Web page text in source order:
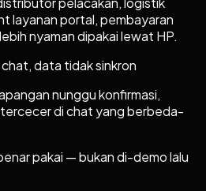
layanan portal, pembayaran
nyaman dipakai lewat HP.
data tidak sinkron
nunggu konfirmasi,
di chat yang berbeda-
pakai — bukan di-demo lalu